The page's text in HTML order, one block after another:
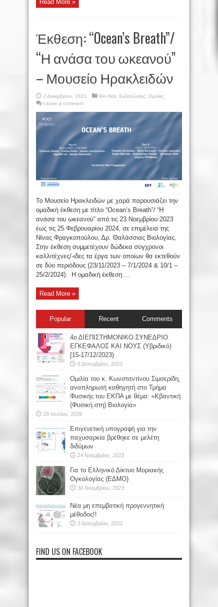
Read More »
Έκθεση: “Ocean’s Breath”/
“Η ανάσα του ωκεανού”
– Μουσείο Ηρακλειδών
2 Δεκεμβρίου, 2023 Βιο-Νέα Εκδηλώσεις
Ομιλίες
Leave a comment
Το Μουσείο Ηρακλειδών με χαρά παρουσιάζει την
ομαδική έκθεση με τίτλο “Ocean’s Breath”/ “Η
ανάσα του ωκεανού” από τις 23 Νοεμβρίου 2023
έως τις 25 Φεβρουαρίου 2024, σε επιμέλεια της
Νίνας Φραγκοπούλου, Δρ. Θαλάσσιας Βιολογίας.
Στην έκθεση συμμετέχουν δώδεκα σύγχρονοι
καλλιτέχνες/-ιδες τα έργα των οποίων θα εκτεθούν
σε δύο περιόδους (23/11/2023 – 7/1/2024 & 10/1 –
25/2/2024). Η ομαδική έκθεση ...
Read More »
Popular Recent Comments
4ο ΔΙΕΠΙΣΤΗΜΟΝΙΚΟ ΣΥΝΕΔΡΙΟ
ΕΓΚΕΦΑΛΟΣ ΚΑΙ ΝΟΥΣ (Υβριδικό)
[15-17/12/2023)
9 Δεκεμβρίου, 2023
Oμιλία του κ. Κωνσταντίνου Σιμσερίδη,
αναπληρωτή καθηγητή στο Τμήμα
Φυσικής του ΕΚΠΑ με θέμα: «Κβαντική
(Φυσική στη) Βιολογία»
29 Ιουλίου, 2026
Επιγενετική υπογραφή για την
παχυσαρκία βρέθηκε σε μελέτη
διδύμων
24 Νοεμβρίου, 2023
Για το Ελληνικό Δίκτυο Μοριακής
Ογκολογίας (ΕΔΜΟ)
30 Νοεμβρίου, 2023
Νέα μη επεμβατική προγεννητική
μέθοδος!!
3 Δεκεμβρίου, 2023
FIND US ON FACEBOOK